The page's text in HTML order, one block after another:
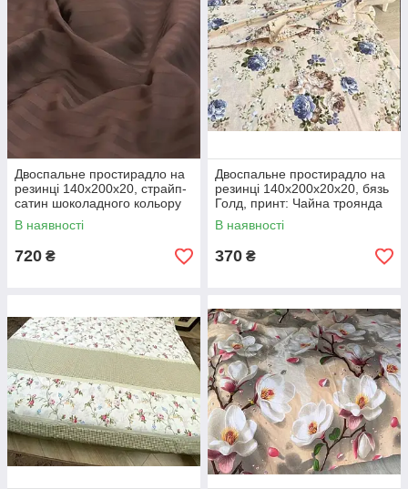
Двоспальне простирадло на
резинці 140х200х20, страйп-
сатин шоколадного кольору
В наявності
720 ₴
Двоспальне простирадло на
резинці 140х200х20х20, бязь
Голд, принт: Чайна троянда
В наявності
370 ₴